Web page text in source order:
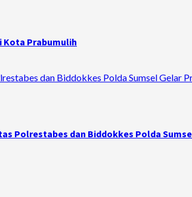
Kota Prabumulih
dan Biddokkes Polda Sumsel
dan Biddokkes Polda Sumsel